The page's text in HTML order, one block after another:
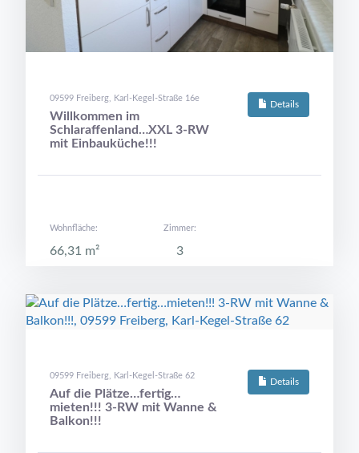
Details
09599 Freiberg, Karl-Kegel-Straße 16e
Willkommen im
Schlaraffenland…XXL 3-RW
mit Einbauküche!!!
Wohnfläche:
66,31 m²
Zimmer:
3
Details
09599 Freiberg, Karl-Kegel-Straße 62
Auf die Plätze…fertig…
mieten!!! 3-RW mit Wanne &
Balkon!!!